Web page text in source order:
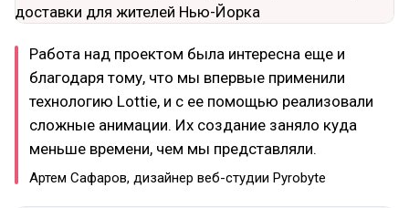
Работа над проектом была интересна еще и
благодаря тому, что мы впервые применили
технологию Lottie, и с ее помощью реализовали
сложные анимации. Их создание заняло куда
меньше времени, чем мы представляли.
Артем Сафаров, дизайнер веб-студии Pyrobyte